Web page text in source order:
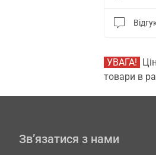
УВАГА!
товари в
Зв’язатися з нами